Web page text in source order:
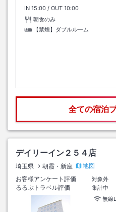
IN チェックイン
15:00 / OUT チェックアウト
10:00
朝食のみ
【禁煙】ダブルルーム
全ての宿泊
デイリーイン２５４店
埼玉県 朝霞・新座
地図
お客様アンケート評価
対象外
るるぶトラベル評価
集計中
無線